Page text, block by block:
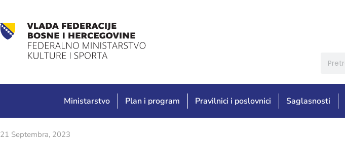
Ministarstvo Plan i program Pravilnici i poslovnici Saglasnosti
21 Septembra, 2023